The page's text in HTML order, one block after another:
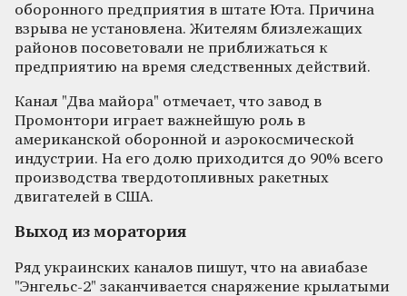
оборонного предприятия в штате Юта. Причина
взрыва не установлена. Жителям близлежащих
районов посоветовали не приближаться к
предприятию на время следственных действий.
Канал "Два майора" отмечает, что завод в
Промонтори играет важнейшую роль в
американской оборонной и аэрокосмической
индустрии. На его долю приходится до 90% всего
производства твердотопливных ракетных
двигателей в США.
Выход из моратория
Ряд украинских каналов пишут, что на авиабазе
"Энгельс-2" заканчивается снаряжение крылатыми